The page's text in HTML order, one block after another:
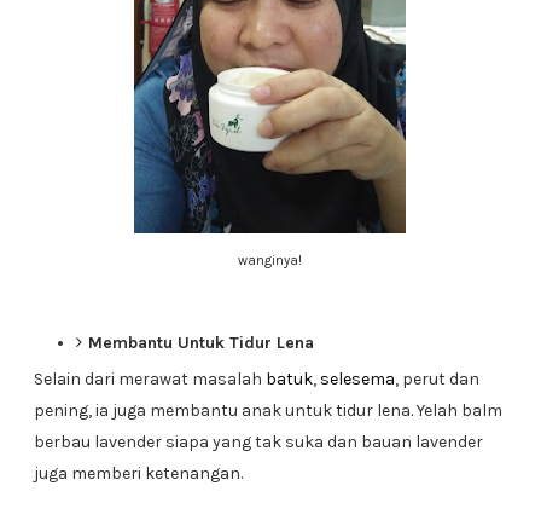
wanginya!
Membantu Untuk Tidur Lena
Selain dari merawat masalah batuk, selesema, perut dan
pening, ia juga membantu anak untuk tidur lena. Yelah balm
berbau lavender siapa yang tak suka dan bauan lavender
juga memberi ketenangan.